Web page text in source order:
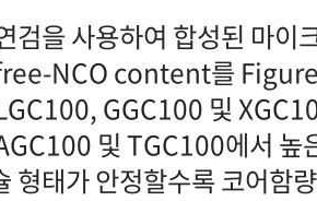
검을 사용하여 합성된 마이
free-NCO content를
GGC100 및
및 TGC100에서 높
형태가 안정할수록 코어함